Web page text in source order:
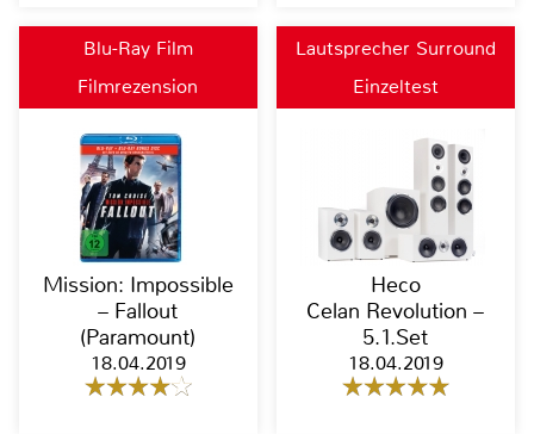
Blu-Ray Film
Filmrezension
Mission: Impossible
– Fallout
(Paramount)
18.04.2019
Lautsprecher Surround
Einzeltest
Heco
Celan Revolution –
5.1.Set
18.04.2019